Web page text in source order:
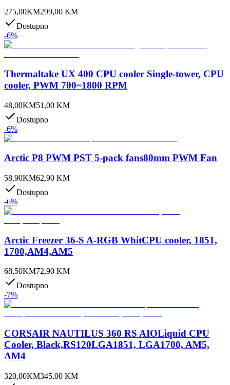
275,00KM299,00 KM
Dostupno
-6%
Thermaltake UX 400 CPU cooler Single-tower, CPU
cooler, PWM 700~1800 RPM
48,00KM51,00 KM
Dostupno
-6%
Arctic P8 PWM PST 5-pack fans80mm PWM Fan
58,90KM62,90 KM
Dostupno
-6%
Arctic Freezer 36-S A-RGB WhitCPU cooler, 1851,
1700,AM4,AM5
68,50KM72,90 KM
Dostupno
-7%
CORSAIR NAUTILUS 360 RS AIOLiquid CPU
Cooler, Black,RS120LGA1851, LGA1700, AM5,
AM4
320,00KM345,00 KM